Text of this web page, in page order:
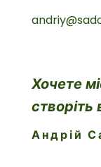
Хочете
Андрій